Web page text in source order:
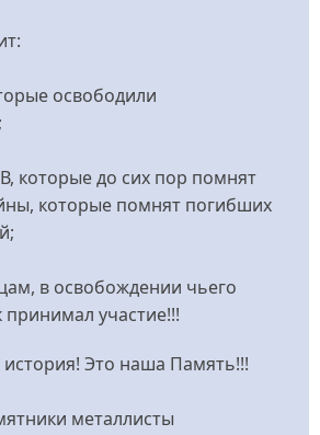
освободили
которые до сих пор помнят
которые помнят погибших
в освобождении чьего
принимал участие!!!
Это наша Память!!!
металлисты